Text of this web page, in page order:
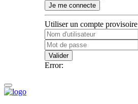
Je me connecte
Utiliser un compte provisoire
Valider
Error: